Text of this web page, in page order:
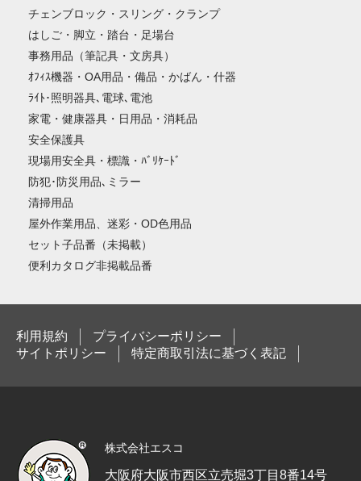
チェンブロック・スリング・クランプ
はしご・脚立・踏台・足場台
事務用品（筆記具・文房具）
ｵﾌｨｽ機器・OA用品・備品・かばん・什器
ﾗｲﾄ･照明器具､電球､電池
家電・健康器具・日用品・消耗品
安全保護具
現場用安全具・標識・ﾊﾞﾘｹｰﾄﾞ
防犯･防災用品､ミラー
清掃用品
屋外作業用品、迷彩・OD色用品
セット子品番（未掲載）
便利カタログ非掲載品番
利用規約
プライバシーポリシー
サイトポリシー
特定商取引法に基づく表記
株式会社エスコ
大阪府大阪市西区立売堀3丁目8番14号